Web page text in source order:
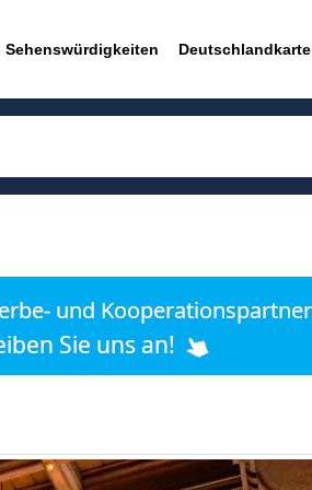
Sehenswürdigkeiten Deutschlandkarte